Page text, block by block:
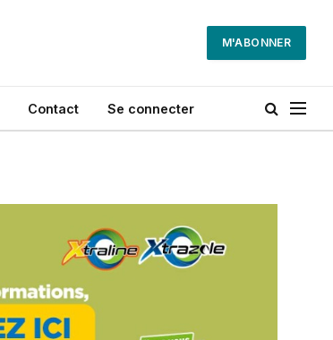
M'ABONNER
Contact Se connecter